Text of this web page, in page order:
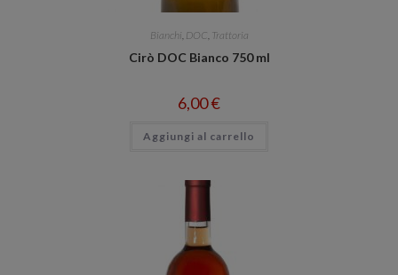
Bianchi DOC Trattoria
Cirò DOC Bianco 750 ml
6,00€
Aggiungi al carrello